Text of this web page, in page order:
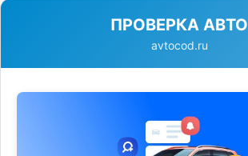
ПРОВЕРКА АВТО
avtocod.ru